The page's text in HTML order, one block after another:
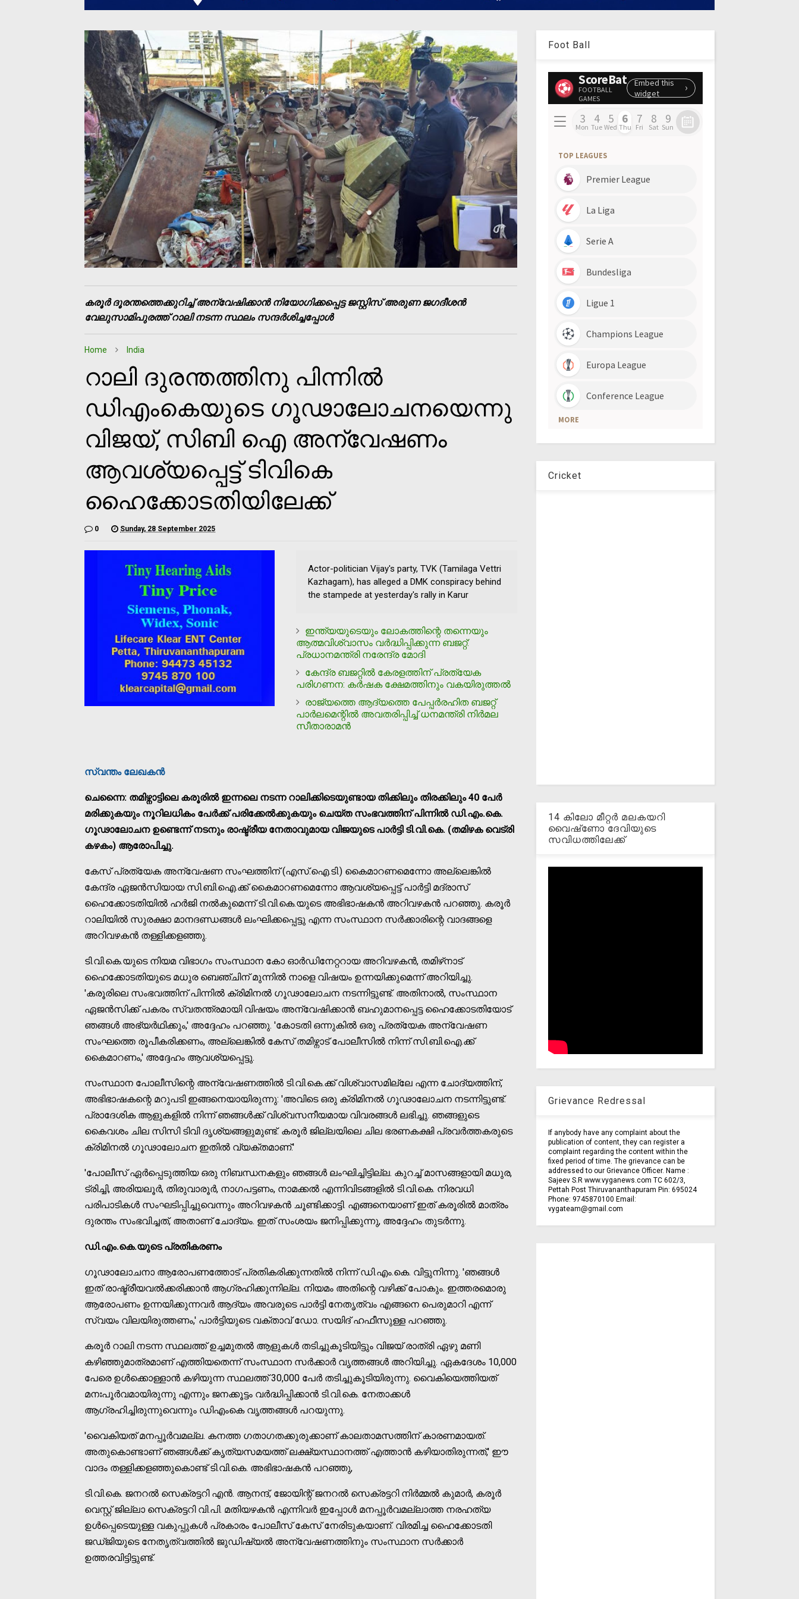
കരൂര്‍ ദൂരന്തത്തെക്കുറിച്ച് അന്വേഷിക്കാന്‍ നിയോഗിക്കപ്പെട്ട ജസ്റ്റിസ് അരുണ ജഗദീശന്‍
വേലുസാമിപുരത്ത് റാലി നടന്ന സ്ഥലം സന്ദര്‍ശിച്ചപ്പോള്‍
Home India
റാലി ദുരന്തത്തിനു പിന്നില്‍
ഡിഎംകെയുടെ ഗൂഢാലോചനയെന്നു
വിജയ്, സിബി ഐ അന്വേഷണം
ആവശ്യപ്പെട്ട് ടിവികെ
ഹൈക്കോടതിയിലേക്ക്
0 Sunday, 28 September 2025
Actor-politician Vijay's party, TVK (Tamilaga Vettri
Kazhagam), has alleged a DMK conspiracy behind
the stampede at yesterday's rally in Karur
ഇന്ത്യയുടെയും ലോകത്തിന്റെ തന്നെയും
ആത്മവിശ്വാസം വര്‍ദ്ധിപ്പിക്കുന്ന ബജറ്റ്:
പ്രധാനമന്ത്രി നരേന്ദ്ര മോദി
കേന്ദ്ര ബജറ്റില്‍ കേരളത്തിന് പ്രത്യേക
പരിഗണന: കര്‍ഷക ക്ഷേമത്തിനും വകയിരുത്തല്‍
രാജ്യത്തെ ആദ്യത്തെ പേപ്പര്‍രഹിത ബജറ്റ്
പാര്‍ലമെന്റില്‍ അവതരിപ്പിച്ച് ധനമന്ത്രി നിര്‍മല
സീതാരാമന്‍
സ്വന്തം ലേഖകന്‍
ചെന്നൈ: തമിഴ്നാട്ടിലെ കരൂരില്‍ ഇന്നലെ നടന്ന റാലിക്കിടെയുണ്ടായ തിക്കിലും തിരക്കിലും 40 പേര്‍
മരിക്കുകയും നൂറിലധികം പേര്‍ക്ക് പരിക്കേല്‍ക്കുകയും ചെയ്ത സംഭവത്തിന് പിന്നില്‍ ഡി.എം.കെ.
ഗൂഢാലോചന ഉണ്ടെന്ന് നടനും രാഷ്ട്രീയ നേതാവുമായ വിജയുടെ പാര്‍ട്ടി ടി.വി.കെ. (തമിഴക വെട്രി
കഴകം) ആരോപിച്ചു.
കേസ് പ്രത്യേക അന്വേഷണ സംഘത്തിന് (എസ്.ഐ.ടി.) കൈമാറണമെന്നോ അല്ലെങ്കില്‍
കേന്ദ്ര ഏജന്‍സിയായ സി.ബി.ഐ.ക്ക് കൈമാറണമെന്നോ ആവശ്യപ്പെട്ട് പാര്‍ട്ടി മദ്രാസ്
ഹൈക്കോടതിയില്‍ ഹര്‍ജി നല്‍കുമെന്ന് ടി.വി.കെ.യുടെ അഭിഭാഷകന്‍ അറിവഴകന്‍ പറഞ്ഞു. കരൂര്‍
റാലിയില്‍ സുരക്ഷാ മാനദണ്ഡങ്ങള്‍ ലംഘിക്കപ്പെട്ടു എന്ന സംസ്ഥാന സര്‍ക്കാരിന്റെ വാദങ്ങളെ
അറിവഴകന്‍ തള്ളിക്കളഞ്ഞു.
ടി.വി.കെ.യുടെ നിയമ വിഭാഗം സംസ്ഥാന കോ ഓര്‍ഡിനേറ്ററായ അറിവഴകന്‍, തമിഴ്‌നാട്
ഹൈക്കോടതിയുടെ മധുര ബെഞ്ചിന് മുന്നില്‍ നാളെ വിഷയം ഉന്നയിക്കുമെന്ന് അറിയിച്ചു.
'കരൂരിലെ സംഭവത്തിന് പിന്നില്‍ ക്രിമിനല്‍ ഗൂഢാലോചന നടന്നിട്ടുണ്ട്. അതിനാല്‍, സംസ്ഥാന
ഏജന്‍സിക്ക് പകരം സ്വതന്ത്രമായി വിഷയം അന്വേഷിക്കാന്‍ ബഹുമാനപ്പെട്ട ഹൈക്കോടതിയോട്
ഞങ്ങള്‍ അഭ്യര്‍ഥിക്കും,' അദ്ദേഹം പറഞ്ഞു. 'കോടതി ഒന്നുകില്‍ ഒരു പ്രത്യേക അന്വേഷണ
സംഘത്തെ രൂപീകരിക്കണം, അല്ലെങ്കില്‍ കേസ് തമിഴ്നാട് പോലീസില്‍ നിന്ന് സി.ബി.ഐ.ക്ക്
കൈമാറണം,' അദ്ദേഹം ആവശ്യപ്പെട്ടു.
സംസ്ഥാന പോലീസിന്റെ അന്വേഷണത്തില്‍ ടി.വി.കെ.ക്ക് വിശ്വാസമില്ലേ എന്ന ചോദ്യത്തിന്,
അഭിഭാഷകന്റെ മറുപടി ഇങ്ങനെയായിരുന്നു: 'അവിടെ ഒരു ക്രിമിനല്‍ ഗൂഢാലോചന നടന്നിട്ടുണ്ട്.
പ്രാദേശിക ആളുകളില്‍ നിന്ന് ഞങ്ങള്‍ക്ക് വിശ്വസനീയമായ വിവരങ്ങള്‍ ലഭിച്ചു. ഞങ്ങളുടെ
കൈവശം ചില സിസി ടിവി ദൃശ്യങ്ങളുമുണ്ട്. കരൂര്‍ ജില്ലയിലെ ചില ഭരണകക്ഷി പ്രവര്‍ത്തകരുടെ
ക്രിമിനല്‍ ഗൂഢാലോചന ഇതില്‍ വ്യക്തമാണ്.'
'പോലീസ് ഏര്‍പ്പെടുത്തിയ ഒരു നിബന്ധനകളും ഞങ്ങള്‍ ലംഘിച്ചിട്ടില്ല. കുറച്ച് മാസങ്ങളായി മധുര,
ട്രിച്ചി, അരിയലൂര്‍, തിരുവാരൂര്‍, നാഗപട്ടണം, നാമക്കല്‍ എന്നിവിടങ്ങളില്‍ ടി.വി.കെ. നിരവധി
പരിപാടികള്‍ സംഘടിപ്പിച്ചുവെന്നും അറിവഴകന്‍ ചൂണ്ടിക്കാട്ടി. എങ്ങനെയാണ് ഇത് കരൂരില്‍ മാത്രം
ദുരന്തം സംഭവിച്ചത്, അതാണ് ചോദ്യം. ഇത് സംശയം ജനിപ്പിക്കുന്നു, അദ്ദേഹം തുടര്‍ന്നു.
ഡി.എം.കെ.യുടെ പ്രതികരണം
ഗൂഢാലോചനാ ആരോപണത്തോട് പ്രതികരിക്കുന്നതില്‍ നിന്ന് ഡി.എം.കെ. വിട്ടുനിന്നു. 'ഞങ്ങള്‍
ഇത് രാഷ്ട്രീയവല്‍ക്കരിക്കാന്‍ ആഗ്രഹിക്കുന്നില്ല. നിയമം അതിന്റെ വഴിക്ക് പോകും. ഇത്തരമൊരു
ആരോപണം ഉന്നയിക്കുന്നവര്‍ ആദ്യം അവരുടെ പാര്‍ട്ടി നേതൃത്വം എങ്ങനെ പെരുമാറി എന്ന്
സ്വയം വിലയിരുത്തണം,' പാര്‍ട്ടിയുടെ വക്താവ് ഡോ. സയിദ് ഹഫീസുള്ള പറഞ്ഞു.
കരൂര്‍ റാലി നടന്ന സ്ഥലത്ത് ഉച്ചമുതല്‍ ആളുകള്‍ തടിച്ചുകൂടിയിട്ടും വിജയ് രാത്രി ഏഴു മണി
കഴിഞ്ഞുമാത്രമാണ് എത്തിയതെന്ന് സംസ്ഥാന സര്‍ക്കാര്‍ വൃത്തങ്ങള്‍ അറിയിച്ചു. ഏകദേശം 10,000
പേരെ ഉള്‍ക്കൊള്ളാന്‍ കഴിയുന്ന സ്ഥലത്ത് 30,000 പേര്‍ തടിച്ചുകൂടിയിരുന്നു. വൈകിയെത്തിയത്
മനഃപൂര്‍വമായിരുന്നു എന്നും ജനക്കൂട്ടം വര്‍ദ്ധിപ്പിക്കാന്‍ ടി.വി.കെ. നേതാക്കള്‍
ആഗ്രഹിച്ചിരുന്നുവെന്നും ഡിഎംകെ വൃത്തങ്ങള്‍ പറയുന്നു.
'വൈകിയത് മനപ്പൂര്‍വമല്ല. കനത്ത ഗതാഗതക്കുരുക്കാണ് കാലതാമസത്തിന് കാരണമായത്.
അതുകൊണ്ടാണ് ഞങ്ങള്‍ക്ക് കൃത്യസമയത്ത് ലക്ഷ്യസ്ഥാനത്ത് എത്താന്‍ കഴിയാതിരുന്നത്,' ഈ
വാദം തള്ളിക്കളഞ്ഞുകൊണ്ട് ടി.വി.കെ. അഭിഭാഷകന്‍ പറഞ്ഞു,
ടി.വി.കെ. ജനറല്‍ സെക്രട്ടറി എന്‍. ആനന്ദ്, ജോയിന്റ് ജനറല്‍ സെക്രട്ടറി നിര്‍മ്മല്‍ കുമാര്‍, കരൂര്‍
വെസ്റ്റ് ജില്ലാ സെക്രട്ടറി വി.പി. മതിയഴകന്‍ എന്നിവര്‍ ഇപ്പോള്‍ മനപ്പൂര്‍വമല്ലാത്ത നരഹത്യ
ഉള്‍പ്പെടെയുള്ള വകുപ്പുകള്‍ പ്രകാരം പോലീസ് കേസ് നേരിടുകയാണ്. വിരമിച്ച ഹൈക്കോടതി
ജഡ്ജിയുടെ നേതൃത്വത്തില്‍ ജുഡിഷ്യല്‍ അന്വേഷണത്തിനും സംസ്ഥാന സര്‍ക്കാര്‍
ഉത്തരവിട്ടിട്ടുണ്ട്.
Foot Ball
Cricket
14 കിലോ മീറ്റര്‍ മലകയറി
വൈഷ്‌ണോ ദേവിയുടെ
സവിധത്തിലേക്ക്
Grievance Redressal
If anybody have any complaint about the
publication of content, they can register a
complaint regarding the content within the
fixed period of time. The grievance can be
addressed to our Grievance Officer. Name :
Sajeev S.R www.vyganews.com TC 602/3,
Pettah Post Thiruvananthapuram Pin: 695024
Phone: 9745870100 Email:
vygateam@gmail.com